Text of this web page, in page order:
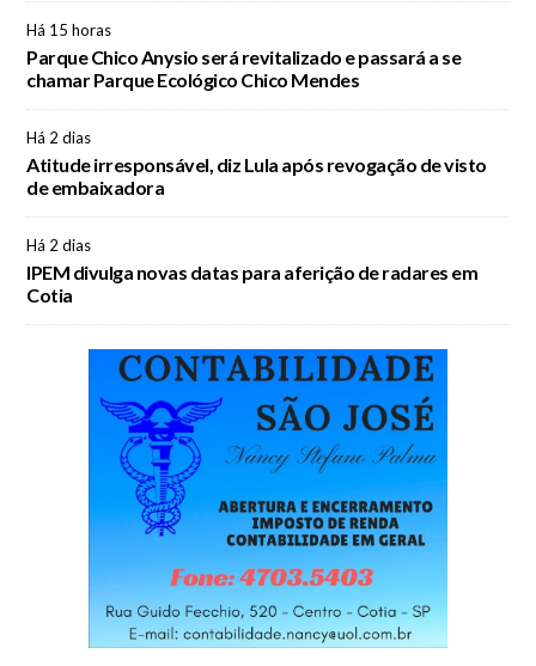
Há 15 horas
Parque Chico Anysio será revitalizado e passará a se
chamar Parque Ecológico Chico Mendes
Há 2 dias
Atitude irresponsável, diz Lula após revogação de visto
de embaixadora
Há 2 dias
IPEM divulga novas datas para aferição de radares em
Cotia